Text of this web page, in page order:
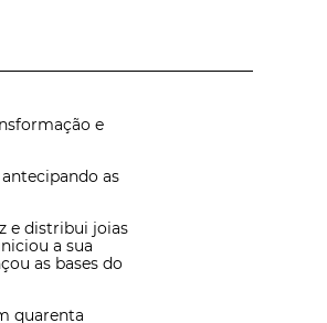
e
as
e distribui joias
a sua
as bases do
quarenta